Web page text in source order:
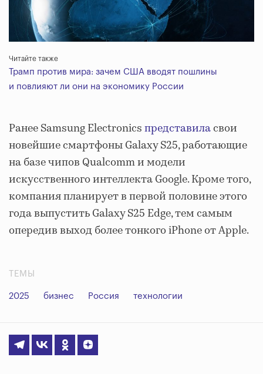
Читайте также
Трамп против мира: зачем США вводят пошлины
и повлияют ли они на экономику России
Ранее Samsung Electronicsпредставиласвои
новейшие смартфоны Galaxy S25, работающие
на базе чипов Qualcomm и модели
искусственного интеллекта Google. Кроме того,
компания планирует в первой половине этого
года выпустить Galaxy S25 Edge, тем самым
опередив выход более тонкого iPhone от Apple.
ТЕМЫ
2025 бизнес Россия технологии